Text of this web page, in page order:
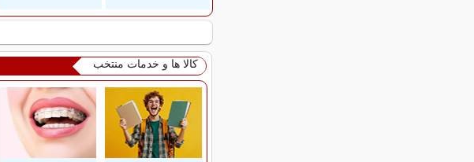
کالا ها و خدمات منتخب